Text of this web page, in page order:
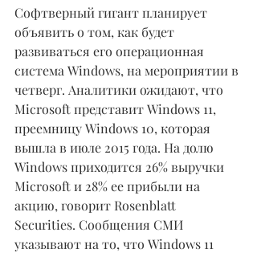
Софтверный гигант планирует
объявить о том, как будет
развиваться его операционная
система Windows, на мероприятии в
четверг. Аналитики ожидают, что
Microsoft представит Windows 11,
преемницу Windows 10, которая
вышла в июле 2015 года. На долю
Windows приходится 26% выручки
Microsoft и 28% ее прибыли на
акцию, говорит Rosenblatt
Securities. Сообщения СМИ
указывают на то, что Windows 11